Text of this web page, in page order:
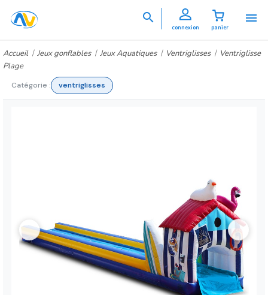

panier
connexion

Accueil Jeux gonflables Jeux Aquatiques Ventriglisses
Ventriglisse
Plage
Catégorie : ventriglisses